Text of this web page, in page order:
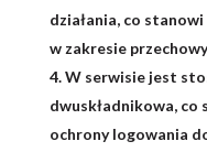
działania, co
w zakresie
W serwisie jest
dwuskładnikowa,
ochrony logowania